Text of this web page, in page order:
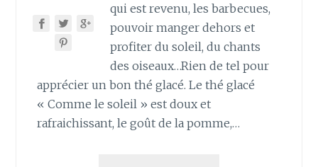
qui est revenu, les barbecues,
pouvoir manger dehors et
profiter du soleil, du chants
des oiseaux…Rien de tel pour
apprécier un bon thé glacé. Le thé glacé
« Comme le soleil » est doux et
rafraichissant, le goût de la pomme,…